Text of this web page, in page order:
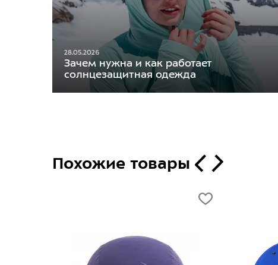
28.05.2026
Зачем нужна и как работает
солнцезащитная одежда
Похожие товары